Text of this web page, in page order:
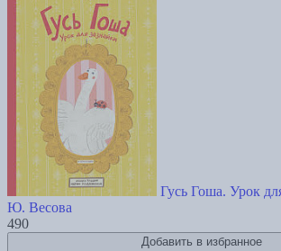
Гусь Гоша. Урок
Ю. Весова
490
Добавить в избранное